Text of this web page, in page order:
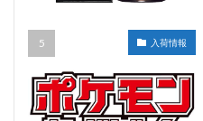
入荷情報